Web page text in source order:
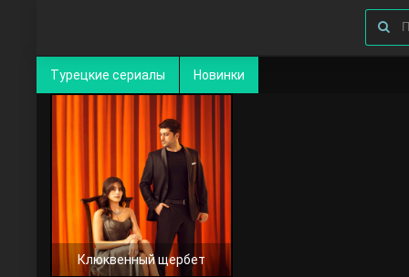
Турецкие сериалы Новинки
Клюквенный щербет